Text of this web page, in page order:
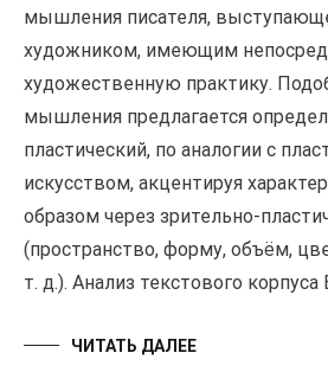
мышления писателя,
художником, имеющим
художественную практику.
мышления предлагается
пластический, по аналогии с
искусством, акцентируя
образом через зрительно-
(пространство, форму, объём,
т. д.). Анализ текстового корпуса
ЧИТАТЬ ДАЛЕЕ